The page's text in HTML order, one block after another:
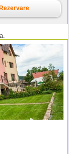
Rezervare